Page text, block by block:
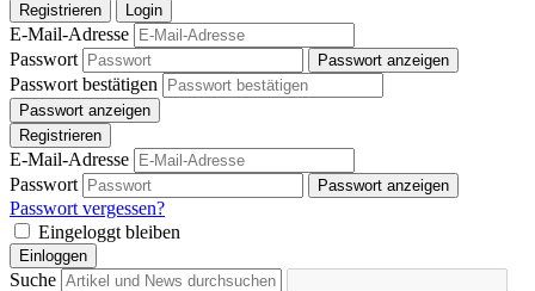
Registrieren
Login
E-Mail-Adresse
Passwort
Passwort anzeigen
Passwort bestätigen
Passwort anzeigen
Registrieren
E-Mail-Adresse
Passwort
Passwort anzeigen
Passwort vergessen?
Eingeloggt bleiben
Einloggen
Suche